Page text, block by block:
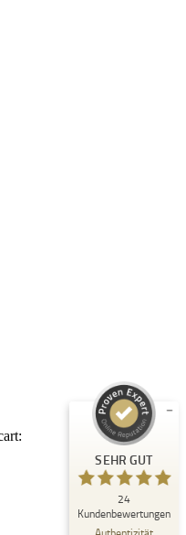
SEHR GUT
24
Kundenbewertungen
ProvenExpert.com
7
Bewertungen auf
ProvenExpert.com
aufs ProvenExpert-Profil werfen
23.06.2026